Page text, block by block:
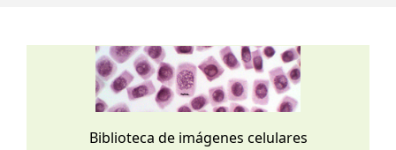
Biblioteca de imágenes celulares